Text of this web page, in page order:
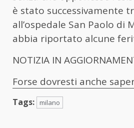
è stato successivamente
all’ospedale San Paolo di
abbia riportato alcune
NOTIZIA IN
Forse dovresti anche
Tags: milano